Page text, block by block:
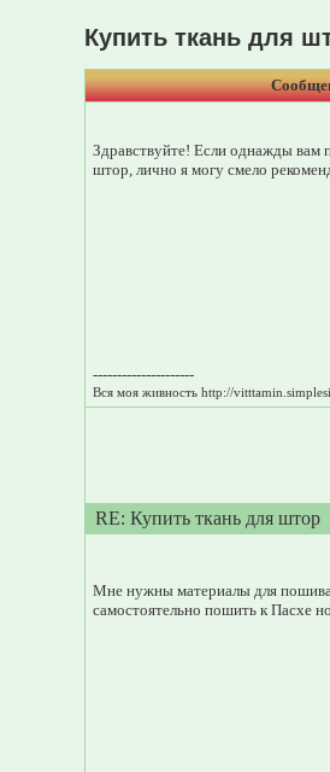
Купить ткань для
Здравствуйте! Если однажды вам
штор, лично я могу смело
---------------------
Вся моя живность http://
RE: Купить ткань для штор
Мне нужны материалы для
самостоятельно пошить к Пасхе